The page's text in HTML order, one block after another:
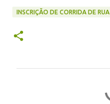
INSCRIÇÃO DE CORRIDA DE RUA